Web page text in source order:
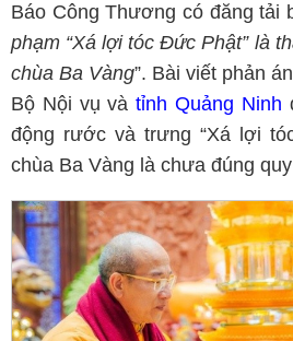
Báo Công Thương có đăng tải
phạm “Xá lợi tóc Đức Phật” là
chùa Ba Vàng”. Bài viết phản
Bộ Nội vụ vàtỉnh Quảng Ninh
động rước và trưng “Xá lợi
chùa Ba Vàng là chưa đúng